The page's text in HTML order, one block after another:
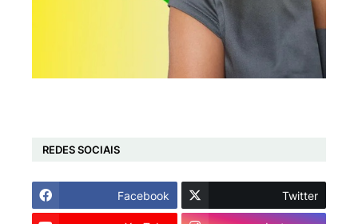
REDES SOCIAIS
Facebook Twitter